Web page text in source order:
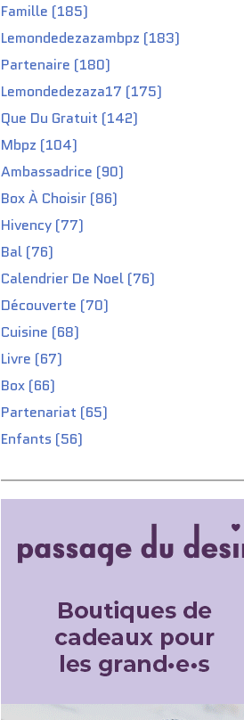
Famille (185)
Lemondedezazambpz (183)
Partenaire (180)
Lemondedezaza17 (175)
Que Du Gratuit (142)
Mbpz (104)
Ambassadrice (90)
Box À Choisir (86)
Hivency (77)
Bal (76)
Calendrier De Noel (76)
Découverte (70)
Cuisine (68)
Livre (67)
Box (66)
Partenariat (65)
Enfants (56)